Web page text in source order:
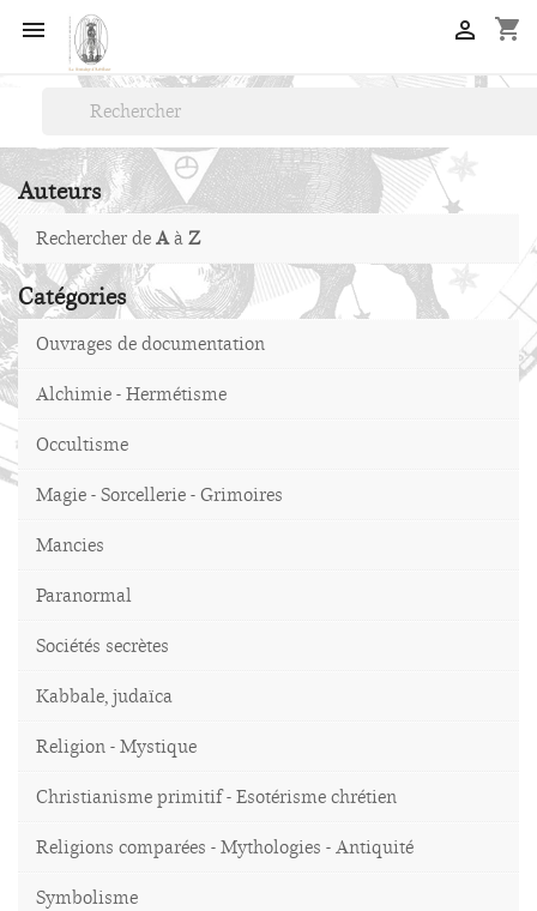
 shopping_cart

Auteurs
Rechercher deAàZ
Catégories
Ouvrages de documentation
Alchimie - Hermétisme
Occultisme
Magie - Sorcellerie - Grimoires
Mancies
Paranormal
Sociétés secrètes
Kabbale, judaïca
Religion - Mystique
Christianisme primitif - Esotérisme chrétien
Religions comparées - Mythologies - Antiquité
Symbolisme